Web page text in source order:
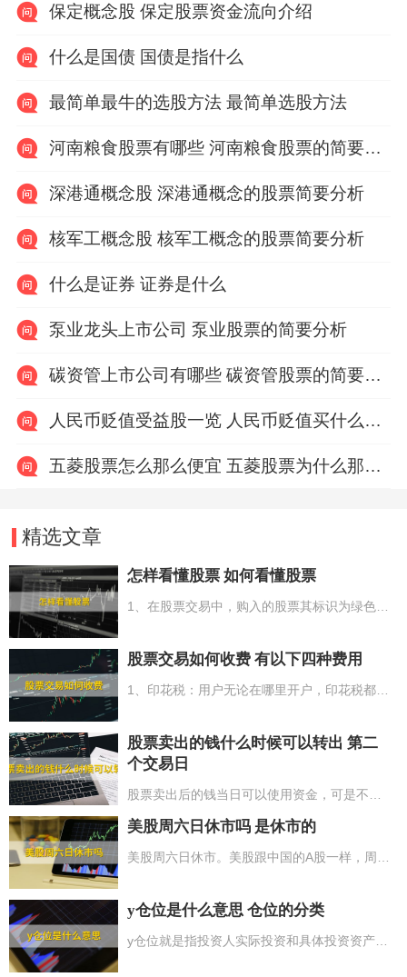
保定概念股 保定股票资金流向介绍
什么是国债 国债是指什么
最简单最牛的选股方法 最简单选股方法
河南粮食股票有哪些 河南粮食股票的简要分析
深港通概念股 深港通概念的股票简要分析
核军工概念股 核军工概念的股票简要分析
什么是证券 证券是什么
泵业龙头上市公司 泵业股票的简要分析
碳资管上市公司有哪些 碳资管股票的简要分析
人民币贬值受益股一览 人民币贬值买什么股票
五菱股票怎么那么便宜 五菱股票为什么那么便宜
精选文章
怎样看懂股票 如何看懂股票
股票交易如何收费 有以下四种费用
股票卖出的钱什么时候可以转出 第二
个交易日
美股周六日休市吗 是休市的
y仓位是什么意思 仓位的分类